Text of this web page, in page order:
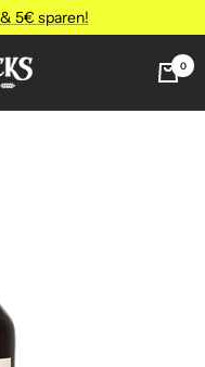
5€ sparen!
0